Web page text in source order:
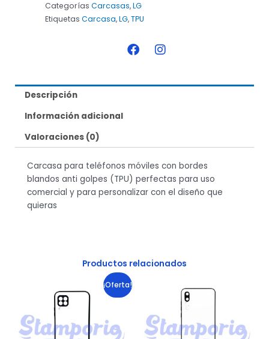
Categorías Carcasas,LG
Etiquetas Carcasa,LG,TPU
F
a
b
I
n
a
Descripción
Información adicional
Valoraciones (0)
Carcasa para teléfonos móviles con bordes
blandos anti golpes (TPU) perfectas para uso
comercial y para personalizar con el diseño que
quieras
Productos relacionados
¡Oferta!
Este
producto
múltiples
variantes.
P20
Pro
cantidad